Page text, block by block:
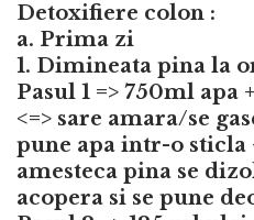
Detoxifiere colon :
a. Prima zi
1. Dimineata pina la
Pasul 1 => 750ml apa
<=> sare amara/se
pune apa intr-o sticla
amesteca pina se
acopera si se pune